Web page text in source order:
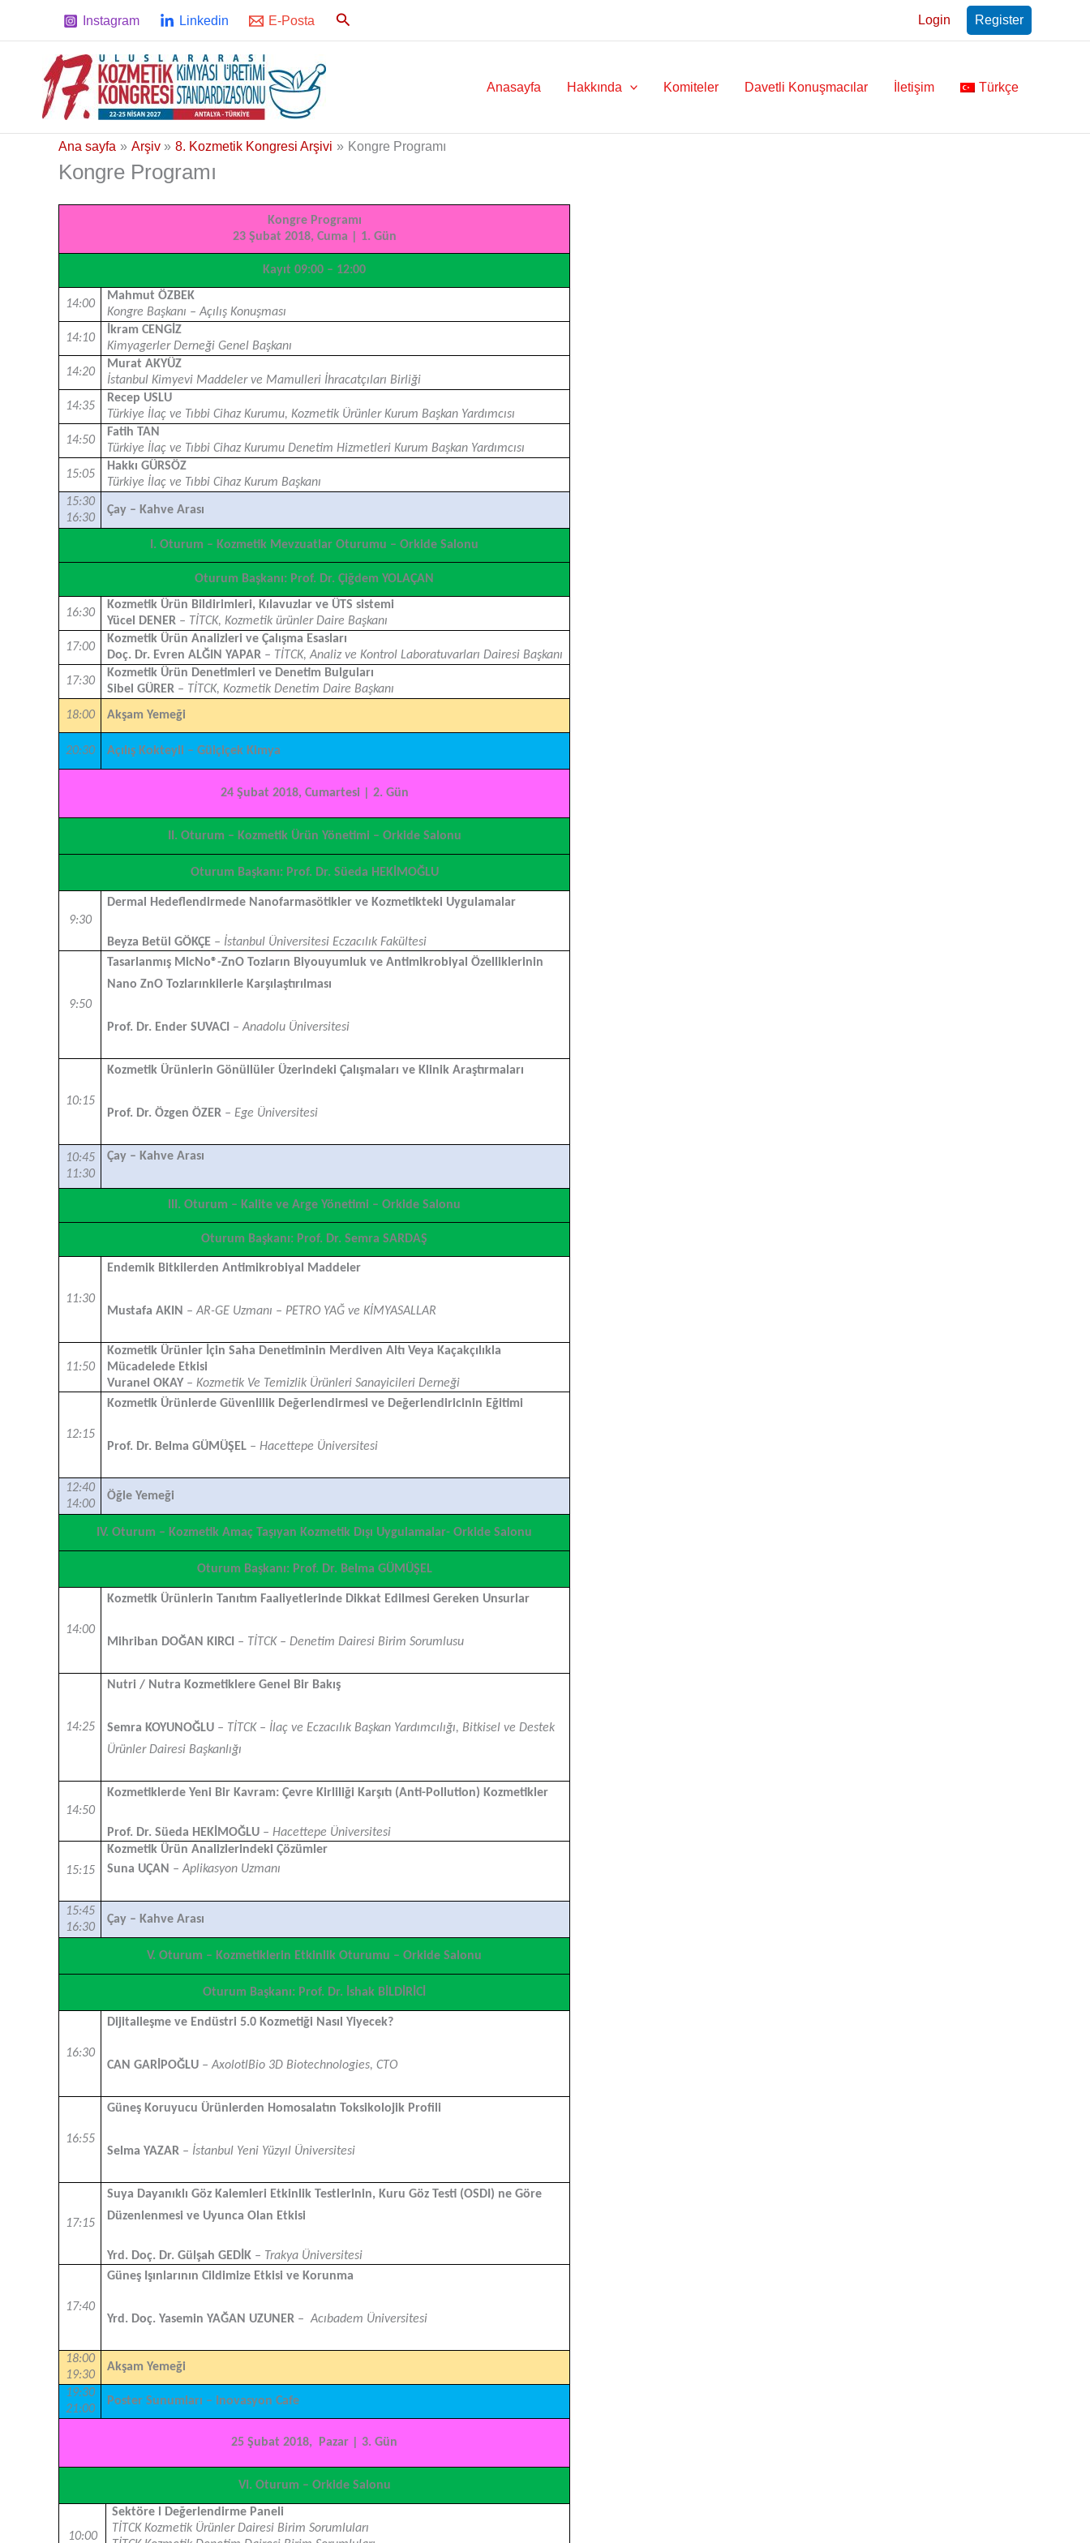
Instagram Linkedin E-Posta Arama Login Register
Anasayfa Hakkında Komiteler Davetli Konuşmacılar İletişim Türkçe
Ana sayfa Arşiv 8. Kozmetik Kongresi Arşivi Kongre Programı
Kongre Programı
Kongre Programı
23 Şubat 2018, Cuma | 1. Gün
Kayıt 09:00 – 12:00
14:00
Mahmut ÖZBEK
Kongre Başkanı – Açılış Konuşması
14:10
İkram CENGİZ
Kimyagerler Derneği Genel Başkanı
14:20
Murat AKYÜZ
İstanbul Kimyevi Maddeler ve Mamulleri İhracatçıları Birliği
14:35
Recep USLU
Türkiye İlaç ve Tıbbi Cihaz Kurumu, Kozmetik Ürünler Kurum Başkan Yardımcısı
14:50
Fatih TAN
Türkiye İlaç ve Tıbbi Cihaz Kurumu Denetim Hizmetleri Kurum Başkan Yardımcısı
15:05
Hakkı GÜRSÖZ
Türkiye İlaç ve Tıbbi Cihaz Kurum Başkanı
15:30
16:30
Çay – Kahve Arası
I. Oturum – Kozmetik Mevzuatlar Oturumu – Orkide Salonu
Oturum Başkanı: Prof. Dr. Çiğdem YOLAÇAN
16:30
Kozmetik Ürün Bildirimleri, Kılavuzlar ve ÜTS sistemi
Yücel DENER – TİTCK, Kozmetik ürünler Daire Başkanı
17:00
Kozmetik Ürün Analizleri ve Çalışma Esasları
Doç. Dr. Evren ALĞIN YAPAR – TİTCK, Analiz ve Kontrol Laboratuvarları Dairesi Başkanı
17:30
Kozmetik Ürün Denetimleri ve Denetim Bulguları
Sibel GÜRER – TİTCK, Kozmetik Denetim Daire Başkanı
18:00
Akşam Yemeği
20:30 Açılış Kokteyli – Gülçiçek Kimya
24 Şubat 2018, Cumartesi | 2. Gün
II. Oturum – Kozmetik Ürün Yönetimi – Orkide Salonu
Oturum Başkanı: Prof. Dr. Süeda HEKİMOĞLU
9:30
Dermal Hedeflendirmede Nanofarmasötikler ve Kozmetikteki Uygulamalar
Beyza Betül GÖKÇE – İstanbul Üniversitesi Eczacılık Fakültesi
9:50
Tasarlanmış MicNo®-ZnO Tozların Biyouyumluk ve Antimikrobiyal Özelliklerinin
Nano ZnO Tozlarınkilerle Karşılaştırılması
Prof. Dr. Ender SUVACI – Anadolu Üniversitesi
10:15
Kozmetik Ürünlerin Gönüllüler Üzerindeki Çalışmaları ve Klinik Araştırmaları
Prof. Dr. Özgen ÖZER – Ege Üniversitesi
10:45
11:30
Çay – Kahve Arası
llI. Oturum – Kalite ve Arge Yönetimi – Orkide Salonu
Oturum Başkanı: Prof. Dr. Semra SARDAŞ
11:30
Endemik Bitkilerden Antimikrobiyal Maddeler
Mustafa AKIN – AR-GE Uzmanı – PETRO YAĞ ve KİMYASALLAR
11:50
Kozmetik Ürünler İçin Saha Denetiminin Merdiven Altı Veya Kaçakçılıkla
Mücadelede Etkisi
Vuranel OKAY – Kozmetik Ve Temizlik Ürünleri Sanayicileri Derneği
12:15
Kozmetik Ürünlerde Güvenlilik Değerlendirmesi ve Değerlendiricinin Eğitimi
Prof. Dr. Belma GÜMÜŞEL – Hacettepe Üniversitesi
12:40
14:00
Öğle Yemeği
IV. Oturum – Kozmetik Amaç Taşıyan Kozmetik Dışı Uygulamalar- Orkide Salonu
Oturum Başkanı: Prof. Dr. Belma GÜMÜŞEL
14:00
Kozmetik Ürünlerin Tanıtım Faaliyetlerinde Dikkat Edilmesi Gereken Unsurlar
Mihriban DOĞAN KIRCI – TİTCK – Denetim Dairesi Birim Sorumlusu
14:25
Nutri / Nutra Kozmetiklere Genel Bir Bakış
Semra KOYUNOĞLU – TİTCK – İlaç ve Eczacılık Başkan Yardımcılığı, Bitkisel ve Destek
Ürünler Dairesi Başkanlığı
14:50
Kozmetiklerde Yeni Bir Kavram: Çevre Kirliliği Karşıtı (Anti-Pollution) Kozmetikler
Prof. Dr. Süeda HEKİMOĞLU – Hacettepe Üniversitesi
15:15
Kozmetik Ürün Analizlerindeki Çözümler
Suna UÇAN – Aplikasyon Uzmanı
15:45
16:30
Çay – Kahve Arası
V. Oturum – Kozmetiklerin Etkinlik Oturumu – Orkide Salonu
Oturum Başkanı: Prof. Dr. İshak BİLDİRİCİ
16:30
Dijitalleşme ve Endüstri 5.0 Kozmetiği Nasıl Yiyecek?
CAN GARİPOĞLU – AxolotlBio 3D Biotechnologies, CTO
16:55
Güneş Koruyucu Ürünlerden Homosalatın Toksikolojik Profili
Selma YAZAR – İstanbul Yeni Yüzyıl Üniversitesi
17:15
Suya Dayanıklı Göz Kalemleri Etkinlik Testlerinin, Kuru Göz Testi (OSDI) ne Göre
Düzenlenmesi ve Uyunca Olan Etkisi
Yrd. Doç. Dr. Gülşah GEDİK – Trakya Üniversitesi
17:40
Güneş Işınlarının Cildimize Etkisi ve Korunma
Yrd. Doç. Yasemin YAĞAN UZUNER – Acıbadem Üniversitesi
18:00
19:30
Akşam Yemeği
19:30
21:00
Poster Sunumları – Inovasyon Cafe
25 Şubat 2018, Pazar | 3. Gün
VI. Oturum – Orkide Salonu
10:00
Sektöre l Değerlendirme Paneli
TİTCK Kozmetik Ürünler Dairesi Birim Sorumluları